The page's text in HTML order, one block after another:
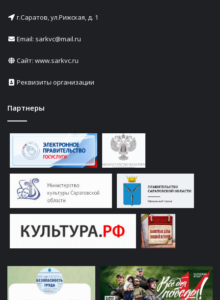
г.Саратов, ул.Рижская, д. 1
Email: sarkvc@mail.ru
Сайт: www.sarkvc.ru
Реквизиты организации
Партнеры